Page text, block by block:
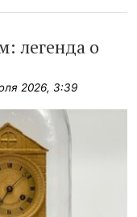
легенда о
2026, 3:39